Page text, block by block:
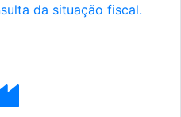
da situação fiscal.